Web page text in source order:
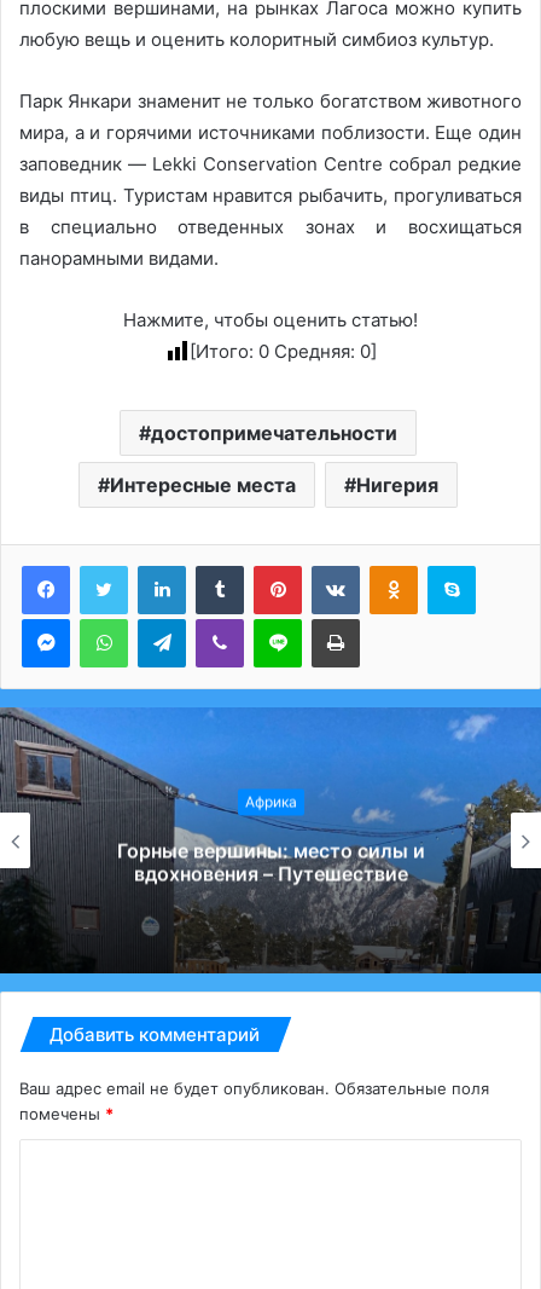
плоскими вершинами, на рынках Лагоса можно купить
любую вещь и оценить колоритный симбиоз культур.
Парк Янкари знаменит не только богатством животного
мира, а и горячими источниками поблизости. Еще один
заповедник — Lekki Conservation Centre собрал редкие
виды птиц. Туристам нравится рыбачить, прогуливаться
в специально отведенных зонах и восхищаться
панорамными видами.
Нажмите, чтобы оценить статью!
[Итого: 0Средняя: 0]
достопримечательности
Интересные места Нигерия
LinkedInTumblr PinterestВконтактеОдноклассники
Skype
MessengerWhatsAppTelegramViber Line Печатать
Африка
Поход в горы: особенности безопасного
отдыха – Путешествие
Добавить комментарий
Ваш адрес email не будет опубликован. Обязательные поля
помечены *